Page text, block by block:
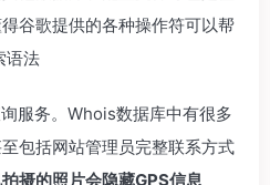
谷歌提供的各种操作符可以帮
语法
服务。Whois数据库中有很多
包括网站管理员完整联系方式
摄的照片会隐藏GPS信息